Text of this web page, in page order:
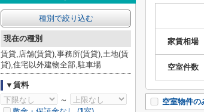
家賃相場
空室件数
空室物件の
種別で絞り込む
現在の種別
賃貸,店舗(賃貸),事務所(賃貸),土地(賃
貸),住宅以外建物全部,駐車場
▼賃料
～